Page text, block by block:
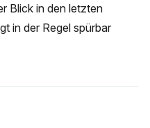
Blick in den letzten
in der Regel spürbar